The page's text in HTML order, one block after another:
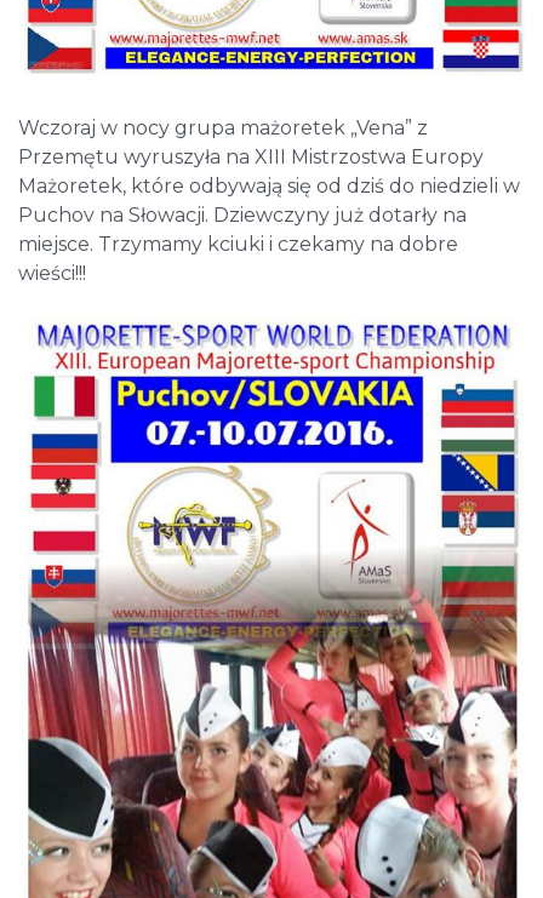
Wczoraj w nocy grupa mażoretek „Vena” z
Przemętu wyruszyła na XIII Mistrzostwa Europy
Mażoretek, które odbywają się od dziś do niedzieli w
Puchov na Słowacji. Dziewczyny już dotarły na
miejsce. Trzymamy kciuki i czekamy na dobre
wieści!!!